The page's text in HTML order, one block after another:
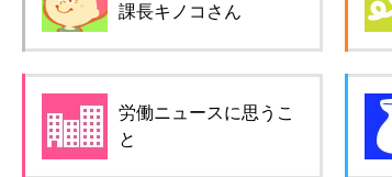
課長キノコさん
労働ニュースに思うこ
と